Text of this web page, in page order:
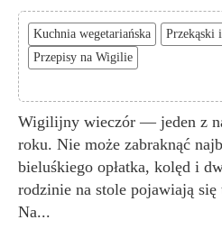
Kuchnia wegetariańska
Przekąski
Przepisy na Wigilie
Wigilijny wieczór — jeden z
roku. Nie może zabraknąć
bieluśkiego opłatka, kolęd i
rodzinie na stole pojawiają
Na...